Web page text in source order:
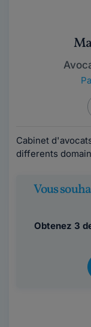
Cabinet
differents
Vous
Obtenez 3